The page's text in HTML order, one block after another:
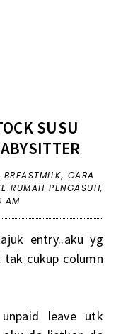
SUSU
BREASTMILK, CARA
RUMAH PENGASUH,
AM
entry..aku yg
cukup column
leave utk